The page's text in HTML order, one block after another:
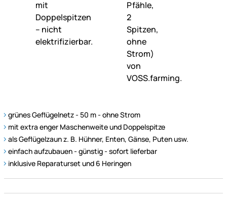
grünes Geflügelnetz - 50 m - ohne Strom
mit extra enger Maschenweite und Doppelspitze
als Geflügelzaun z. B. Hühner, Enten, Gänse, Puten usw.
einfach aufzubauen - günstig - sofort lieferbar
inklusive Reparaturset und 6 Heringen